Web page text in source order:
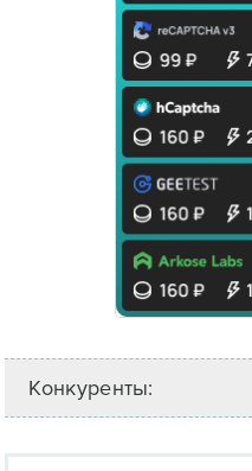
Конкуренты: